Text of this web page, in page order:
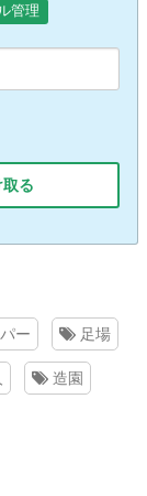
管理
る
ー 足場
造園